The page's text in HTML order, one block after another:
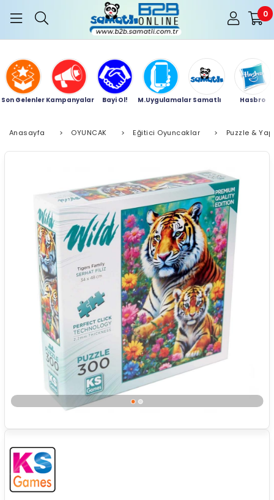
0
Son Gelenler Kampanyalar Bayi Ol! M.Uygulamalar Samatlı Hasbro
Anasayfa > OYUNCAK > Eğitici Oyuncaklar > Puzzle &